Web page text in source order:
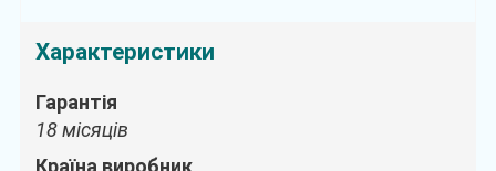
Характеристики
Гарантія
18 місяців